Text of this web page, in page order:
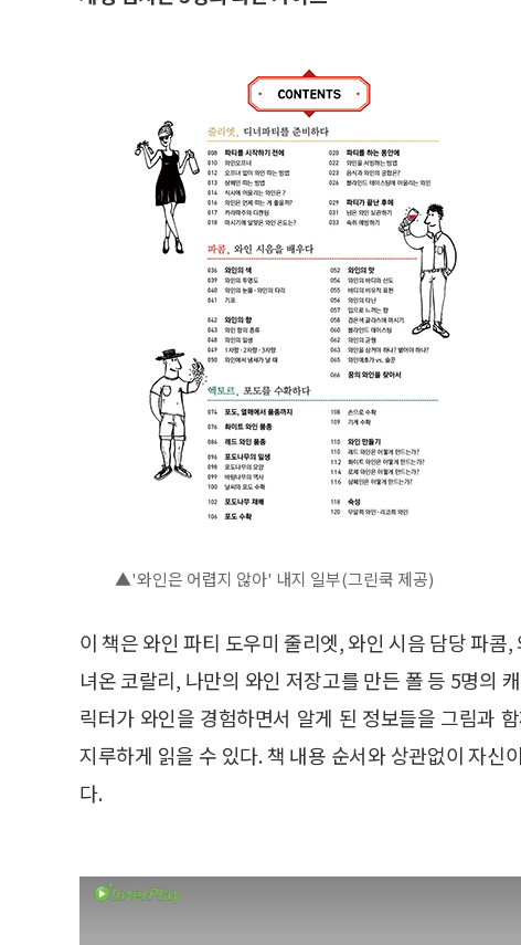
▲'와인은 어렵지 않아' 내지 일부(그린쿡 제공)
이 책은 와인 파티 도우미 줄리엣, 와인 시음 담당 파
녀온 코랄리, 나만의 와인 저장고를 만든 폴 등 5명의
릭터가 와인을 경험하면서 알게 된 정보들을 그림과
지루하게 읽을 수 있다. 책 내용 순서와 상관없이 자신
다.